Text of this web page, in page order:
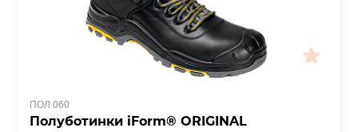
ПОЛ 060
Полуботинки iForm® ORIGINAL